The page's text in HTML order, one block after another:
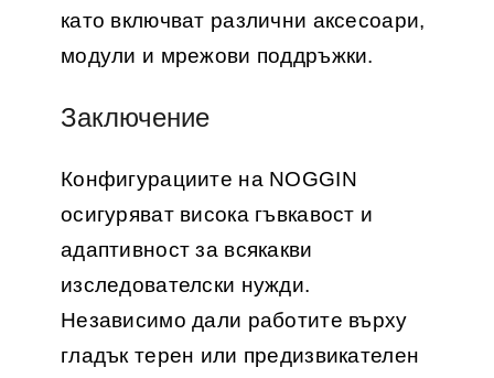
като включват различни аксесоари,
модули и мрежови поддръжки.
Заключение
Конфигурациите на NOGGIN
осигуряват висока гъвкавост и
адаптивност за всякакви
изследователски нужди.
Независимо дали работите върху
гладък терен или предизвикателен